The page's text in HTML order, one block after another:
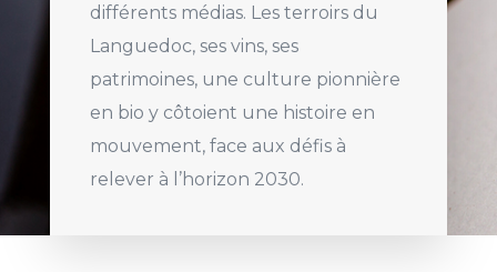
différents médias. Les terroirs du
Languedoc, ses vins, ses
patrimoines, une culture pionnière
en bio y côtoient une histoire en
mouvement, face aux défis à
relever à l’horizon 2030.